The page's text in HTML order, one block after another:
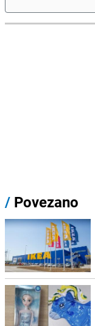
/ Povezano